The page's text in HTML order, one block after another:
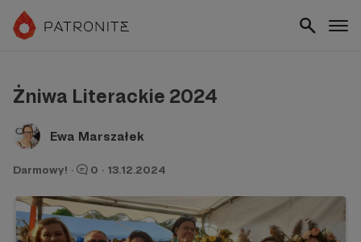
Żniwa Literackie 2024
Ewa Marszałek
Darmowy! · 0 · 13.12.2024